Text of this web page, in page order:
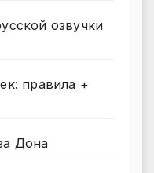
озвучки
правила +
Дона